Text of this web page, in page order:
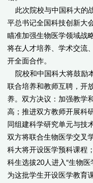
此次院校与中国科大的
平总书记全国科技创新大
瞄准加强生物医学领域战
将在人才培养、学术交流
开全面合作。
院校和中国科大将鼓励
联合培养和教师互聘，开
养。双方决议：加强教学
高；推进双方教师开展科
同组建科学研究单元与技
双方将联合生物医学交叉
科大将开设医学预科课
科生选拔20人进入“生物
为这批学生开设医学教育